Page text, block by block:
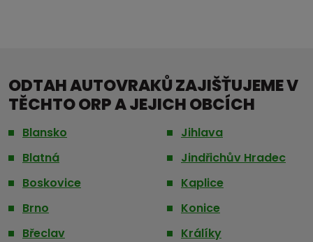
ODTAH AUTOVRAKŮ ZAJIŠŤUJEME V
TĚCHTO ORP A JEJICH OBCÍCH
Blansko
Blatná
Boskovice
Brno
Břeclav
Jihlava
Jindřichův Hradec
Kaplice
Konice
Králíky